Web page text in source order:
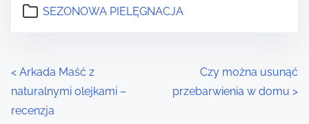
SEZONOWA PIELĘGNACJA
P
o
< Arkada Maść z
naturalnymi olejkami –
recenzja
Czy można usunąć
przebarwienia w domu >